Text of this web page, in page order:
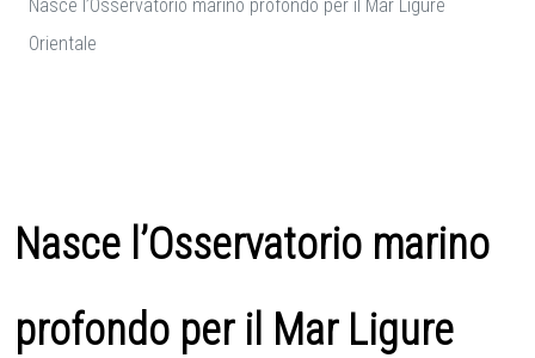
Nasce l’Osservatorio marino profondo per il Mar Ligure
Orientale
Nasce l’Osservatorio marino
profondo per il Mar Ligure